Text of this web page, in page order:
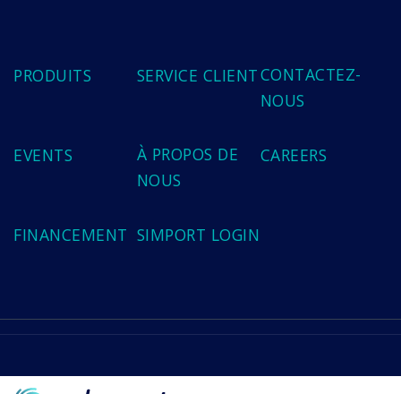
PRODUITS SERVICE CLIENTCONTACTEZ-
NOUS
EVENTS
À PROPOS DE
NOUS
CAREERS
FINANCEMENT SIMPORT LOGIN